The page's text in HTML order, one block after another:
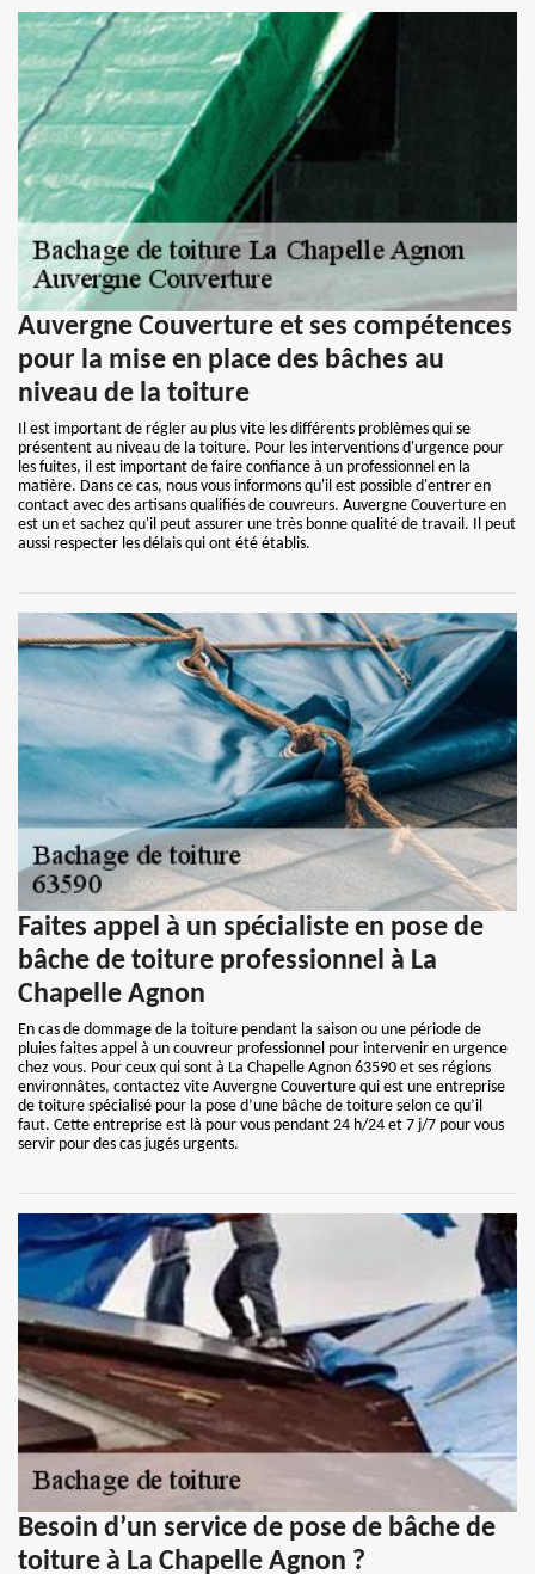
Auvergne Couverture et ses compétences
pour la mise en place des bâches au
niveau de la toiture
Il est important de régler au plus vite les différents problèmes qui se
présentent au niveau de la toiture. Pour les interventions d'urgence pour
les fuites, il est important de faire confiance à un professionnel en la
matière. Dans ce cas, nous vous informons qu'il est possible d'entrer en
contact avec des artisans qualifiés de couvreurs. Auvergne Couverture en
est un et sachez qu'il peut assurer une très bonne qualité de travail. Il peut
aussi respecter les délais qui ont été établis.
Faites appel à un spécialiste en pose de
bâche de toiture professionnel à La
Chapelle Agnon
En cas de dommage de la toiture pendant la saison ou une période de
pluies faites appel à un couvreur professionnel pour intervenir en urgence
chez vous. Pour ceux qui sont à La Chapelle Agnon 63590 et ses régions
environnâtes, contactez vite Auvergne Couverture qui est une entreprise
de toiture spécialisé pour la pose d’une bâche de toiture selon ce qu’il
faut. Cette entreprise est là pour vous pendant 24 h/24 et 7 j/7 pour vous
servir pour des cas jugés urgents.
Besoin d’un service de pose de bâche de
toiture à La Chapelle Agnon ?